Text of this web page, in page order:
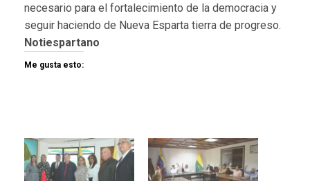
necesario para el fortalecimiento de la democracia y
seguir haciendo de Nueva Esparta tierra de progreso.
Notiespartano
Me gusta esto: